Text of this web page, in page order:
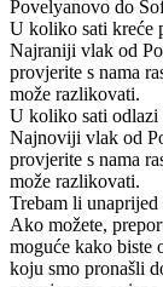
Povelyanovo do
U koliko sati kreće
Najraniji vlak od
provjerite s nama
može razlikovati.
U koliko sati odlazi
Najnoviji vlak od
provjerite s nama
može razlikovati.
Trebam li
Ako možete,
moguće kako biste
koju smo pronašli